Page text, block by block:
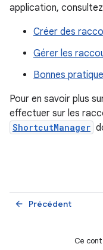
application,
Créer des
Gérer les
Bonnes
Pour en savoir plus
effectuer sur les
ShortcutManager
Précédent
arrow_back
Ce